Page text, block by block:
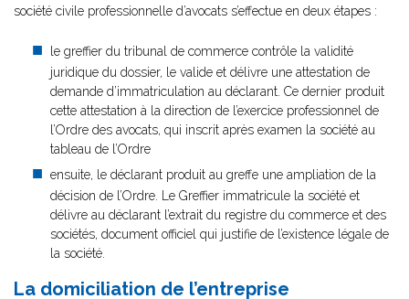
société civile professionnelle d’avocats s’effectue en deux étapes :
le greffier du tribunal de commerce contrôle la validité
juridique du dossier, le valide et délivre une attestation de
demande d’immatriculation au déclarant. Ce dernier produit
cette attestation à la direction de l’exercice professionnel de
l’Ordre des avocats, qui inscrit après examen la société au
tableau de l’Ordre
ensuite, le déclarant produit au greffe une ampliation de la
décision de l’Ordre. Le Greffier immatricule la société et
délivre au déclarant l’extrait du registre du commerce et des
sociétés, document officiel qui justifie de l’existence légale de
la société.
La domiciliation de l’entreprise